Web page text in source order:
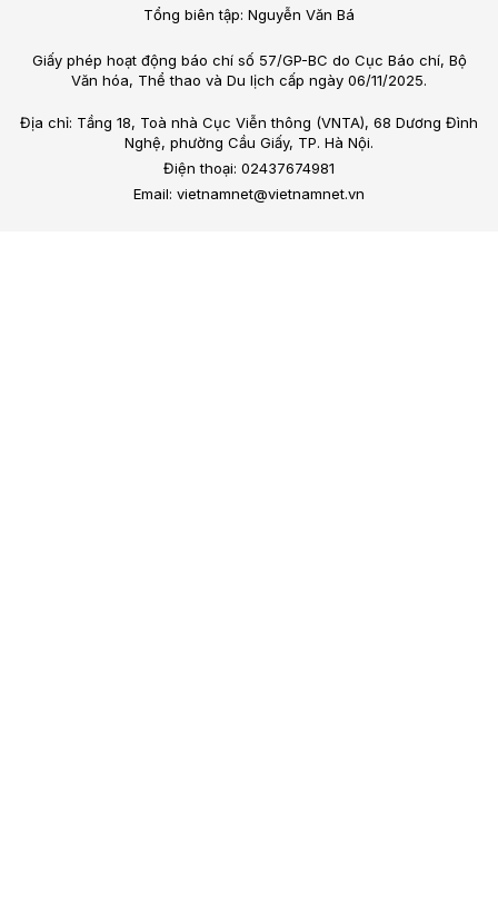
Tổng biên tập: Nguyễn Văn Bá
Giấy phép hoạt động báo chí số 57/GP-BC do Cục Báo chí, Bộ
Văn hóa, Thể thao và Du lịch cấp ngày 06/11/2025.
Địa chỉ: Tầng 18, Toà nhà Cục Viễn thông (VNTA), 68 Dương Đình
Nghệ, phường Cầu Giấy, TP. Hà Nội.
Điện thoại: 02437674981
Email: vietnamnet@vietnamnet.vn